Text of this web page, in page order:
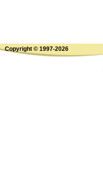
Copyright © 1997-2026